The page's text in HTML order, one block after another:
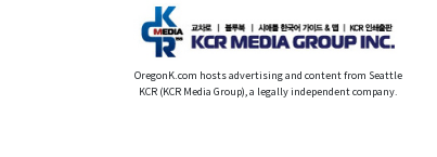
OregonK.com hosts advertising and content from Seattle
KCR (KCR Media Group), a legally independent company.